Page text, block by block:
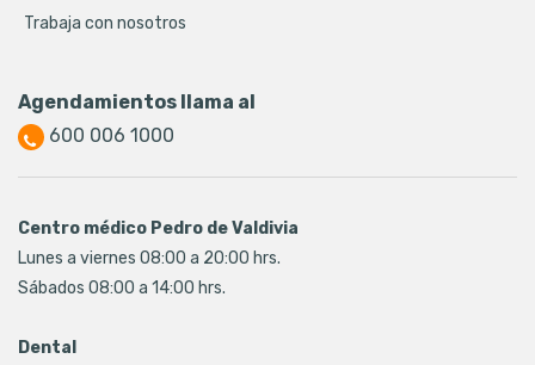
Trabaja con nosotros
Agendamientos llama al
600 006 1000
Centro médico Pedro de Valdivia
Lunes a viernes 08:00 a 20:00 hrs.
Sábados 08:00 a 14:00 hrs.
Dental